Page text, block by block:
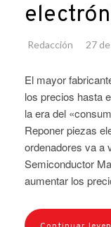
Redacción 27
El mayor
los precios hasta
la era del
Reponer piezas
ordenadores va a
Semiconductor
aumentar los